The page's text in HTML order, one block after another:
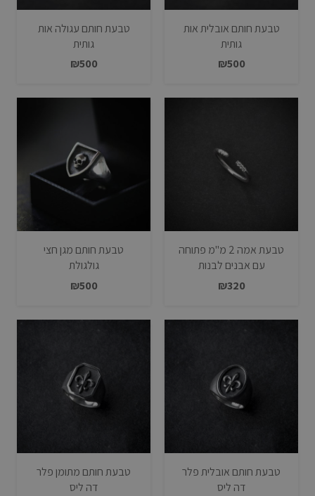
טבעת חותם אובלית אות
גותית
₪500
טבעת חותם עגולה אות
גותית
₪500
טבעת אמה 2 מ"מ פתוחה
עם אבנים לבנות
₪320
טבעת חותם מגן חצי
גולגולת
₪500
טבעת חותם אובלית פלר
דה ליס
טבעת חותם מתומן פלר
דה ליס